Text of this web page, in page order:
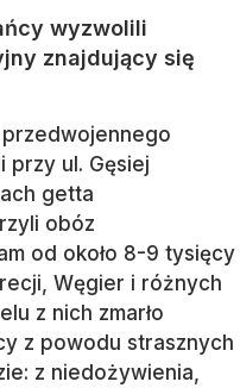
wyzwolili
znajdujący się
przy ul. Gęsiej
getta
obóz
od około 8-9 tysięcy
Węgier i różnych
z nich zmarło
z powodu strasznych
z niedożywienia,